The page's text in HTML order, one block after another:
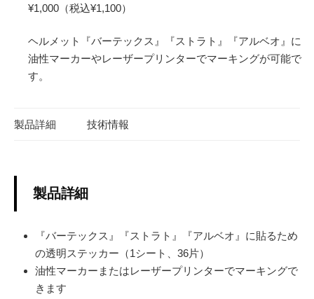
¥1,000（税込¥1,100）
ヘルメット『バーテックス』『ストラト』『アルベオ』に
油性マーカーやレーザープリンターでマーキングが可能で
す。
製品詳細 技術情報
製品詳細
『バーテックス』『ストラト』『アルベオ』に貼るため
の透明ステッカー（1シート、36片）
油性マーカーまたはレーザープリンターでマーキングで
きます